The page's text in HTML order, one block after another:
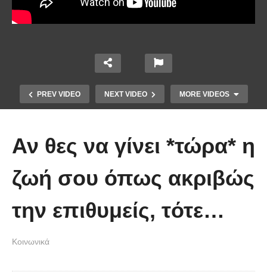
PREV VIDEO NEXT VIDEO MORE VIDEOS
Ένα ζευγάρι τον πρώτο χρόνο VS
(Βίντεο)
Αν θες να γίνει *τώρα* η
ζωή σου όπως ακριβώς
την επιθυμείς, τότε…
Κοινωνικά